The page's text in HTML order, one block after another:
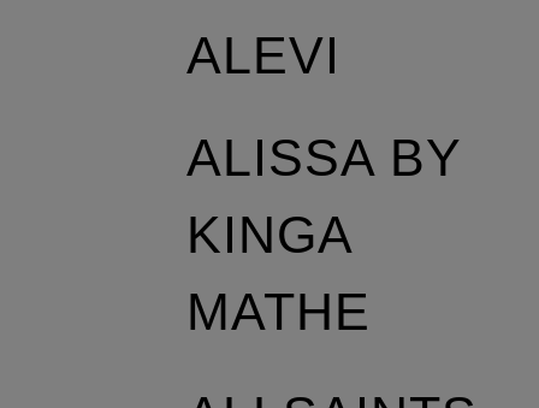
ALEVI
ALISSA BY
KINGA
MATHE